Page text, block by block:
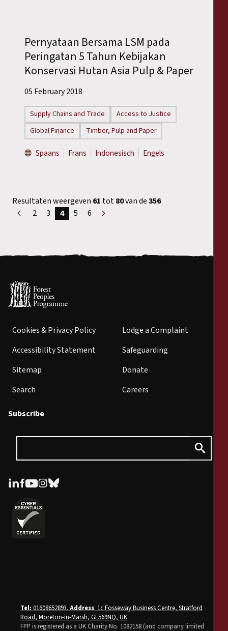
Pernyataan Bersama LSM pada
Peringatan 5 Tahun Kebijakan
Konservasi Hutan Asia Pulp & Paper
05 February 2018
Supply Chains and Trade
Access to Justice
Global Finance
Timber, Pulp and Paper
Spaans Frans Indonesisch Engels
Resultaten weergeven 61 tot80van de356
2 3 4 5
6
Cookies & Privacy Policy
Accessibility Statement
Sitemap
Search
Lodge a Complaint
Safeguarding
Donate
Careers
Subscribe
Tel: 01608652893. Address: 1c Fosseway Business Centre, Stratford
Road, Moreton-in-Marsh, GL569NQ, UK.
FPP is registered as a UK Charity No. 1082158 (and company limited